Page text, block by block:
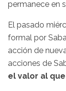
permanece en
El pasado
formal por
acción de
acciones de
el valor al